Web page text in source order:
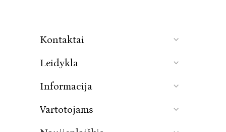
Kontaktai
Leidykla
Informacija
Vartotojams